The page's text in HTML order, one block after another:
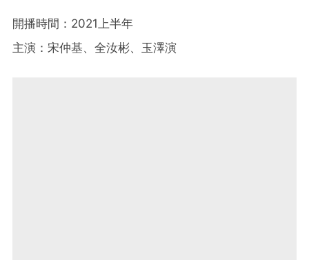
開播時間：2021上半年
主演：宋仲基、全汝彬、玉澤演